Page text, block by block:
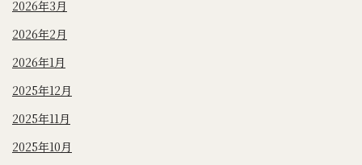
2026年3月
2026年2月
2026年1月
2025年12月
2025年11月
2025年10月